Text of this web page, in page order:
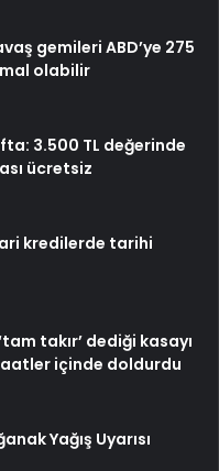
gemileri ABD’ye 275
olabilir
3.500 TL değerinde
ücretsiz
kredilerde tarihi
takır’ dediği kasayı
içinde doldurdu
Yağış Uyarısı